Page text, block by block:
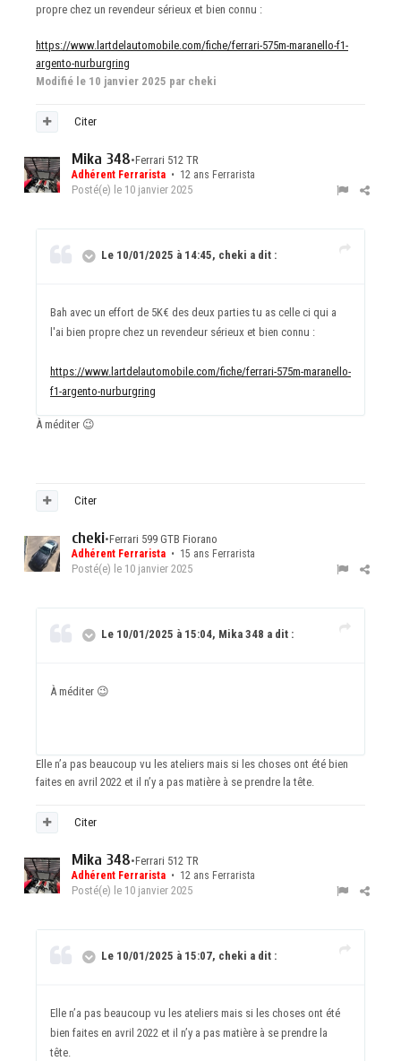
propre chez un revendeur sérieux et bien connu :
https://www.lartdelautomobile.com/fiche/ferrari-575m-maranello-f1-
argento-nurburgring
Modifié le 10 janvier 2025 par cheki
Citer
Mika 348•Ferrari 512 TR
Adhérent Ferrarista • 12 ans Ferrarista
Posté(e) le 10 janvier 2025
Le 10/01/2025 à 14:45, cheki a dit :
Bah avec un effort de 5K€ des deux parties tu as celle ci qui a
l'ai bien propre chez un revendeur sérieux et bien connu :
https://www.lartdelautomobile.com/fiche/ferrari-575m-maranello-
f1-argento-nurburgring
À méditer 😉
Citer
cheki•Ferrari 599 GTB Fiorano
Adhérent Ferrarista • 15 ans Ferrarista
Posté(e) le 10 janvier 2025
Le 10/01/2025 à 15:04, Mika 348 a dit :
À méditer 😉
Elle n’a pas beaucoup vu les ateliers mais si les choses ont été bien
faites en avril 2022 et il n’y a pas matière à se prendre la tête.
Citer
Mika 348•Ferrari 512 TR
Adhérent Ferrarista • 12 ans Ferrarista
Posté(e) le 10 janvier 2025
Le 10/01/2025 à 15:07, cheki a dit :
Elle n’a pas beaucoup vu les ateliers mais si les choses ont été
bien faites en avril 2022 et il n’y a pas matière à se prendre la
tête.